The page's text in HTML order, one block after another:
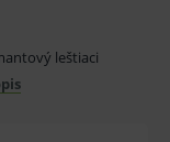
leštiaci